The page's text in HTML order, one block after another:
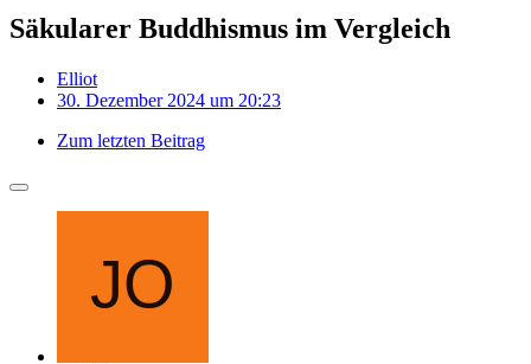
Säkularer Buddhismus im Vergleich
Elliot
30. Dezember 2024 um 20:23
Zum letzten Beitrag